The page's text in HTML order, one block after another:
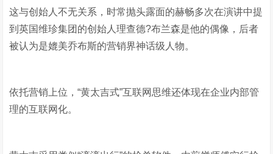
这与创始人不无关系，时常抛头露面的赫畅多次在演讲中提
到英国维珍集团的创始人理查德?布兰森是他的偶像，后者
被认为是媲美乔布斯的营销界神话级人物。
依托营销上位，“黄太吉式”互联网思维还体现在企业内部管
理的互联网化。